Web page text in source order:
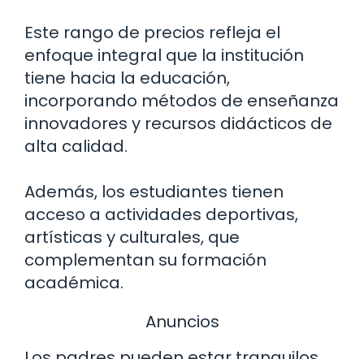
Este rango de precios refleja el
enfoque integral que la institución
tiene hacia la educación,
incorporando métodos de enseñanza
innovadores y recursos didácticos de
alta calidad.
Además, los estudiantes tienen
acceso a actividades deportivas,
artísticas y culturales, que
complementan su formación
académica.
Anuncios